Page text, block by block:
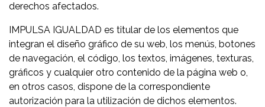
derechos afectados.
IMPULSA IGUALDAD es titular de los elementos que
integran el diseño gráfico de su web, los menús, botones
de navegación, el código, los textos, imágenes, texturas,
gráficos y cualquier otro contenido de la página web o,
en otros casos, dispone de la correspondiente
autorización para la utilización de dichos elementos.